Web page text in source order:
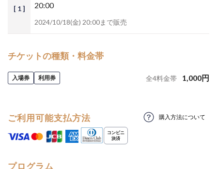
[ 1 ]
20:00
2024/10/18(金) 20:00まで販売
チケットの種類・料金帯
入場券 利用券 全4料金帯 1,000円
ご利用可能支払方法 購入方法について
プログラム